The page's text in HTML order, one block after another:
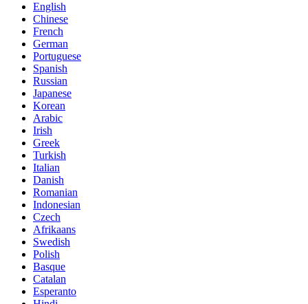
English
Chinese
French
German
Portuguese
Spanish
Russian
Japanese
Korean
Arabic
Irish
Greek
Turkish
Italian
Danish
Romanian
Indonesian
Czech
Afrikaans
Swedish
Polish
Basque
Catalan
Esperanto